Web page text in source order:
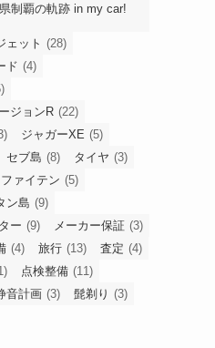
制覇の軌跡 in my car!
ェット (28)
ド (4)
ジョンR (22)
ジャガーXE (5)
セブ島 (8) タイヤ (3)
ファイテン (5)
ン島 (9)
ー (9) メーカー保証 (3)
(4) 旅行 (13) 査定 (4)
点検整備 (11)
音計画 (3) 髭剃り (3)